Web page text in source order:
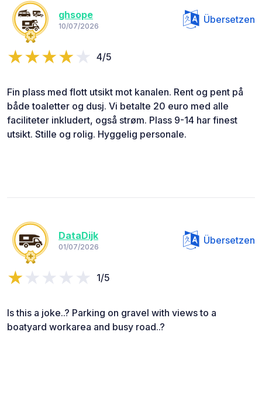
ghsope
10/07/2026
Übersetzen
4/5
Fin plass med flott utsikt mot kanalen. Rent og pent på
både toaletter og dusj. Vi betalte 20 euro med alle
faciliteter inkludert, også strøm. Plass 9-14 har finest
utsikt. Stille og rolig. Hyggelig personale.
DataDijk
01/07/2026
Übersetzen
1/5
Is this a joke..? Parking on gravel with views to a
boatyard workarea and busy road..?